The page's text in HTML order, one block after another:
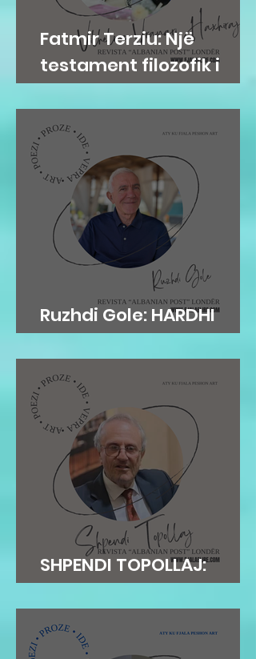
Fatmir Terziu: Një
testament filozofik i
Vilhelme Vranari
Haxhirajt
Ruzhdi Gole: HARDHI
FRYMORE
SHPENDI TOPOLLAJ:
ANDERSENI…